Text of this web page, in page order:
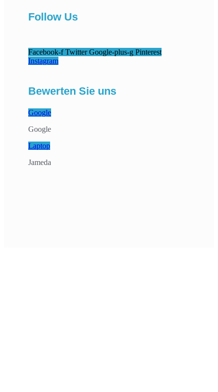
Follow Us
Facebook-f Twitter Google-plus-g Pinterest
Instagram
Bewerten Sie uns
Google
Google
Laptop
Jameda